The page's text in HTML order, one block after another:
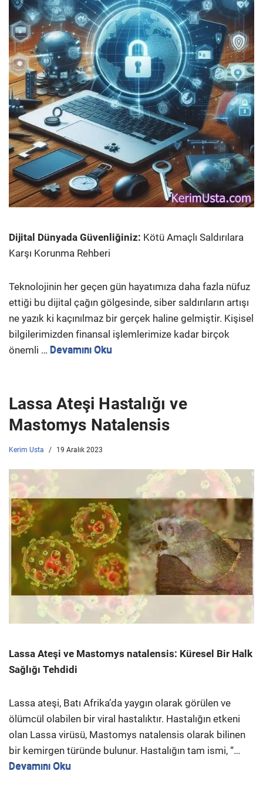
Dijital Dünyada Güvenliğiniz: Kötü Amaçlı Saldırılara
Karşı Korunma Rehberi
Teknolojinin her geçen gün hayatımıza daha fazla nüfuz
ettiği bu dijital çağın gölgesinde, siber saldırıların artışı
ne yazık ki kaçınılmaz bir gerçek haline gelmiştir. Kişisel
bilgilerimizden finansal işlemlerimize kadar birçok
önemli … Devamını Oku
Lassa Ateşi Hastalığı ve
Mastomys Natalensis
Kerim Usta 19 Aralık 2023
Lassa Ateşi ve Mastomys natalensis: Küresel Bir Halk
Sağlığı Tehdidi
Lassa ateşi, Batı Afrika’da yaygın olarak görülen ve
ölümcül olabilen bir viral hastalıktır. Hastalığın etkeni
olan Lassa virüsü, Mastomys natalensis olarak bilinen
bir kemirgen türünde bulunur. Hastalığın tam ismi, “…
Devamını Oku